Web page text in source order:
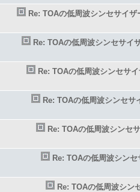
Re: TOAの低周波シンセサイザ
Re: TOAの低周波シンセサイ
Re: TOAの低周波シンセサ
Re: TOAの低周波シンセサ
Re: TOAの低周波シンセ
Re: TOAの低周波シンセ
Re: TOAの低周波シン